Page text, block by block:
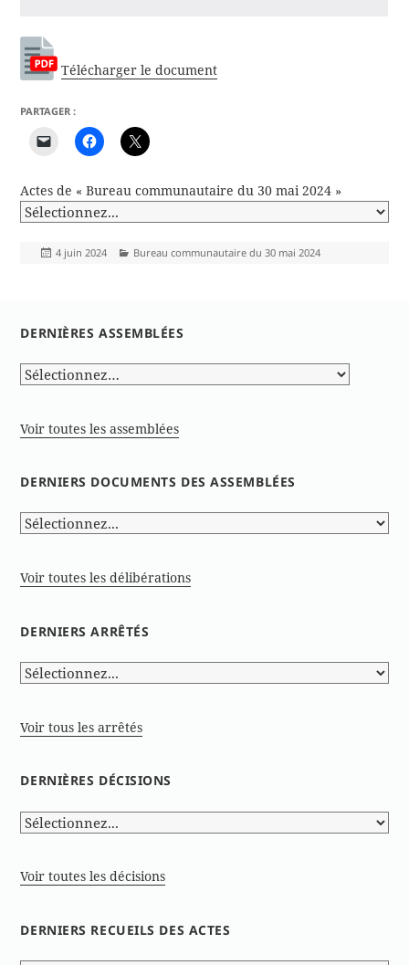
Télécharger le document
PARTAGER :
Actes de « Bureau communautaire du 30 mai 2024 »
Publié
4 juin 2024 Catégories
Bureau communautaire du 30 mai 2024
DERNIÈRES ASSEMBLÉES
Voir toutes les assemblées
DERNIERS DOCUMENTS DES ASSEMBLÉES
Voir toutes les délibérations
DERNIERS ARRÊTÉS
Voir tous les arrêtés
DERNIÈRES DÉCISIONS
Voir toutes les décisions
DERNIERS RECUEILS DES ACTES